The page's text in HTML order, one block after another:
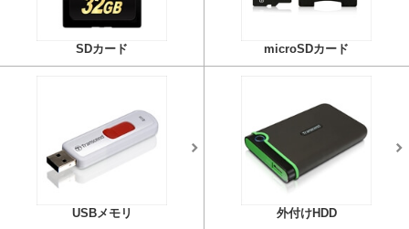
SDカード microSDカード
USBメモリ 外付けHDD